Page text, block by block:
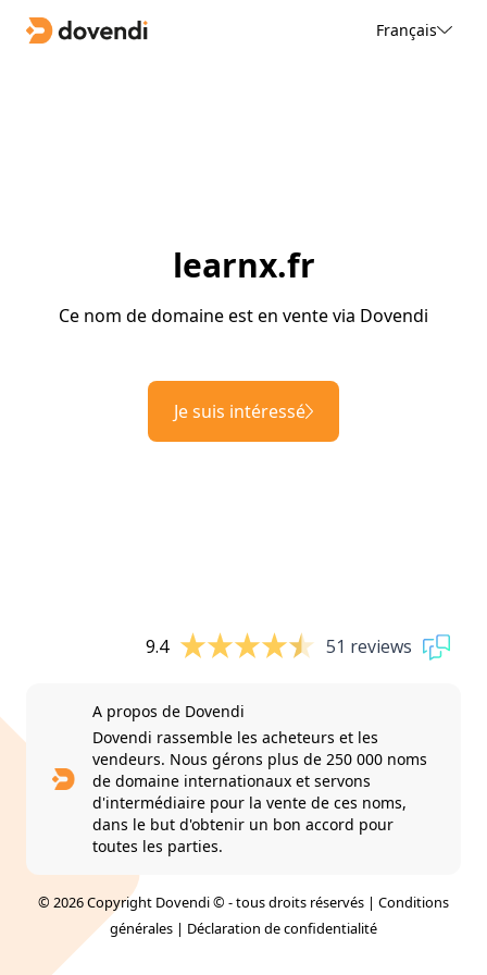
Français
learnx.fr
Ce nom de domaine est en vente via Dovendi
Je suis intéressé
9.4 51 reviews
A propos de Dovendi
Dovendi rassemble les acheteurs et les
vendeurs. Nous gérons plus de 250 000 noms
de domaine internationaux et servons
d'intermédiaire pour la vente de ces noms,
dans le but d'obtenir un bon accord pour
toutes les parties.
© 2026 Copyright Dovendi © - tous droits réservés | Conditions
générales | Déclaration de confidentialité